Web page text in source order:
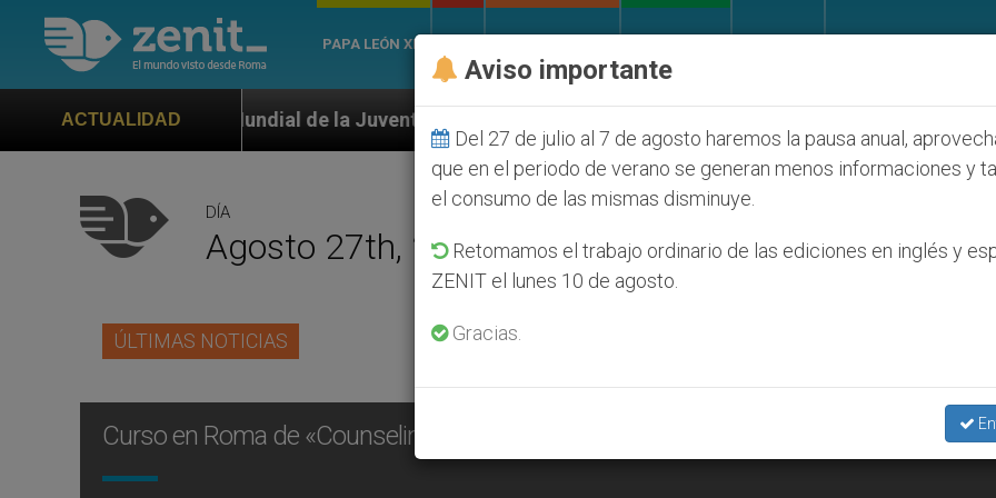
PAPA LEÓN XIV
ACTUALIDAD
Mundial de la Juventud Seúl 2027 ONU se pronuncia ante caso de obispo católico
DÍA
Agosto 27th, 2003
ÚLTIMAS NOTICIAS
Curso en Roma de «Counseling espiritual desde una perspectiva católica»
Aviso importante
Del 27 de julio al 7 de agosto haremos la pausa anual,
que en el periodo de verano se generan menos informaciones y
el consumo de las mismas disminuye.
Retomamos el trabajo ordinario de las ediciones en inglés y
ZENIT el lunes 10 de agosto.
Gracias.